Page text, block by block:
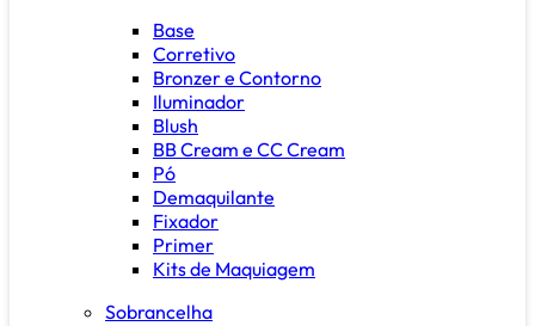
Base
Corretivo
Bronzer e Contorno
Iluminador
Blush
BB Cream e CC Cream
Pó
Demaquilante
Fixador
Primer
Kits de Maquiagem
Sobrancelha